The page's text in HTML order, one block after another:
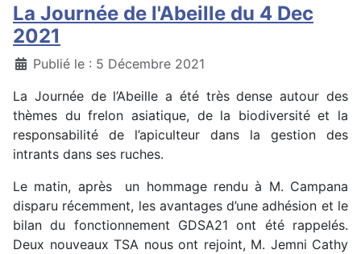
La Journée de l'Abeille du 4 Dec
2021
DétailsPublié le : 5 Décembre 2021
La Journée de l’Abeille a été très dense autour des
thèmes du frelon asiatique, de la biodiversité et la
responsabilité de l’apiculteur dans la gestion des
intrants dans ses ruches.
Le matin, après un hommage rendu à M. Campana
disparu récemment, les avantages d’une adhésion et le
bilan du fonctionnement GDSA21 ont été rappelés.
Deux nouveaux TSA nous ont rejoint, M. Jemni Cathy